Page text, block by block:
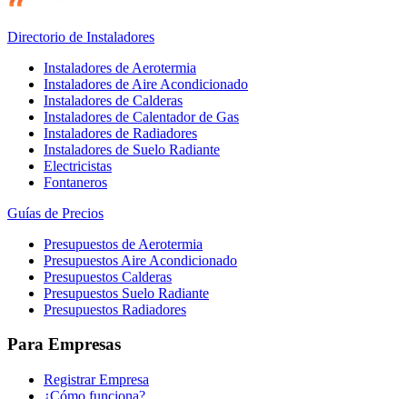
Directorio de Instaladores
Instaladores de Aerotermia
Instaladores de Aire Acondicionado
Instaladores de Calderas
Instaladores de Calentador de Gas
Instaladores de Radiadores
Instaladores de Suelo Radiante
Electricistas
Fontaneros
Guías de Precios
Presupuestos de Aerotermia
Presupuestos Aire Acondicionado
Presupuestos Calderas
Presupuestos Suelo Radiante
Presupuestos Radiadores
Para Empresas
Registrar Empresa
¿Cómo funciona?